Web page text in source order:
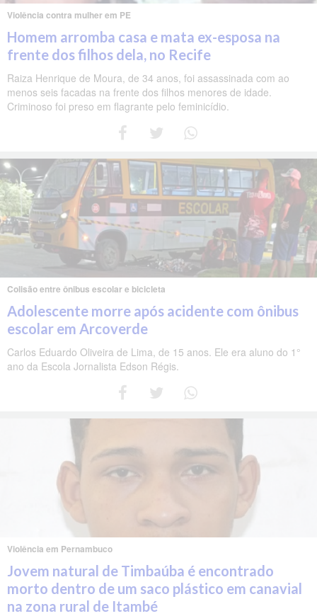
Violência contra mulher em PE
Homem arromba casa e mata ex-esposa na
frente dos filhos dela, no Recife
Raiza Henrique de Moura, de 34 anos, foi assassinada com ao
menos seis facadas na frente dos filhos menores de idade.
Criminoso foi preso em flagrante pelo feminicídio.
Colisão entre ônibus escolar e bicicleta
Adolescente morre após acidente com ônibus
escolar em Arcoverde
Carlos Eduardo Oliveira de Lima, de 15 anos. Ele era aluno do 1°
ano da Escola Jornalista Edson Régis.
Violência em Pernambuco
Jovem natural de Timbaúba é encontrado
morto dentro de um saco plástico em canavial
na zona rural de Itambé